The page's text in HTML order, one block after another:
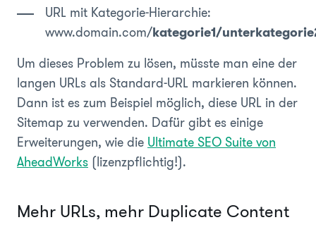
URL mit Kategorie-Hierarchie:
www.domain.com/kategorie1/
Um dieses Problem zu lösen, müsste man eine der
langen URLs als Standard-URL markieren können.
Dann ist es zum Beispiel möglich, diese URL in der
Sitemap zu verwenden. Dafür gibt es einige
Erweiterungen, wie die Ultimate SEO Suite von
AheadWorks (lizenzpflichtig!).
Mehr URLs, mehr Duplicate Content